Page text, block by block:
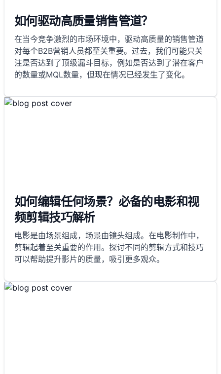
如何驱动高质量销售管道？
在当今竞争激烈的市场环境中，驱动高质量的销售管道
对每个B2B营销人员都至关重要。过去，我们可能只关
注是否达到了顶级漏斗目标，例如是否达到了潜在客户
的数量或MQL数量，但现在情况已经发生了变化。
如何编辑任何场景？必备的电影和视
频剪辑技巧解析
电影是由场景组成，场景由镜头组成。在电影制作中，
剪辑起着至关重要的作用。探讨不同的剪辑方式和技巧
可以帮助提升影片的质量，吸引更多观众。